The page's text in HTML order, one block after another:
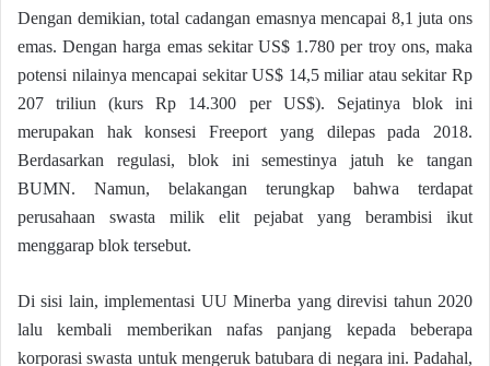
Dengan demikian, total cadangan emasnya mencapai 8,1 juta ons
emas. Dengan harga emas sekitar US$ 1.780 per troy ons, maka
potensi nilainya mencapai sekitar US$ 14,5 miliar atau sekitar Rp
207 triliun (kurs Rp 14.300 per US$). Sejatinya blok ini
merupakan hak konsesi Freeport yang dilepas pada 2018.
Berdasarkan regulasi, blok ini semestinya jatuh ke tangan
BUMN. Namun, belakangan terungkap bahwa terdapat
perusahaan swasta milik elit pejabat yang berambisi ikut
menggarap blok tersebut.
Di sisi lain, implementasi UU Minerba yang direvisi tahun 2020
lalu kembali memberikan nafas panjang kepada beberapa
korporasi swasta untuk mengeruk batubara di negara ini. Padahal,